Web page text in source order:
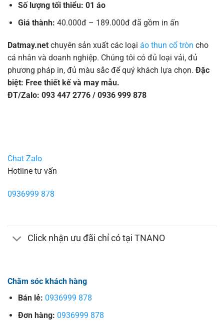
Số lượng tối thiểu: 01 áo
Giá thành: 40.000đ – 189.000đ đã gồm in ấn
Datmay.net chuyên sản xuất các loại áo thun cổ tròn cho
cá nhân và doanh nghiệp. Chúng tôi có đủ loại vải, đủ
phương pháp in, đủ màu sắc để quý khách lựa chọn. Đặc
biệt: Free thiết kế và may mẫu.
ĐT/Zalo: 093 447 2776 / 0936 999 878
Chat Zalo
Hotline tư vấn
0936999 878
Click nhận ưu đãi chỉ có tại TNANO
Chăm sóc khách hàng
Bán lẻ: 0936999 878
Đơn hàng: 0936999 878